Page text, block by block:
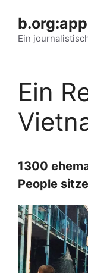
Inhalt
springen
Ein
Ein
1300
People